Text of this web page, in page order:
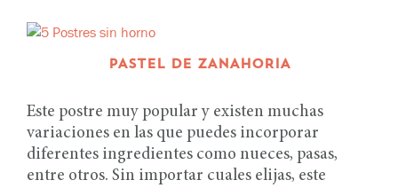
PASTEL DE ZANAHORIA
Este postre muy popular y existen muchas
variaciones en las que puedes incorporar
diferentes ingredientes como nueces, pasas,
entre otros. Sin importar cuales elijas, este